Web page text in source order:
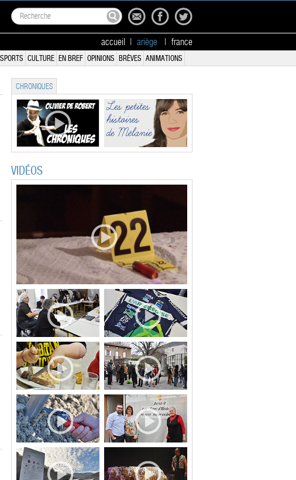
accueil ariège france
SPORTS CULTURE EN BREF OPINIONS BRÈVES ANIMATIONS
CHRONIQUES
VIDÉOS